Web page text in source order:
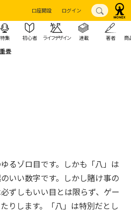
口座開設 ログイン
特集 初心者 ライフデザイン 連載 著者 商
重畳
るゾロ目です。しかも「八」は
いい数字です。しかし賭け事の
ずしもいい目とは限らず、ゲー
りします。「八」は特別だとし